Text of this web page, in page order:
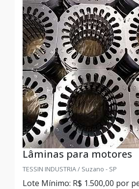
Lâminas para motores
TESSIN INDUSTRIA / Suzano - SP
Lote Mínimo: R$ 1.500,00 por